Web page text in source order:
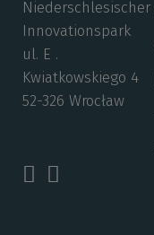
Niederschlesischer
Innovationspark
ul. E .
Kwiatkowskiego 4
52-326 Wrocław